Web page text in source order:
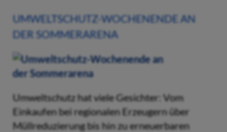
UMWELTSCHUTZ-WOCHENENDE AN
DER SOMMERARENA
Umweltschutz hat viele Gesichter: Vom
Einkaufen bei regionalen Erzeugern über
Müllreduzierung bis hin zu erneuerbaren